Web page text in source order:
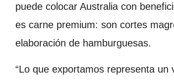
puede colocar Australia con
es carne premium: son cortes
elaboración de hamburguesas.
“Lo que exportamos representa